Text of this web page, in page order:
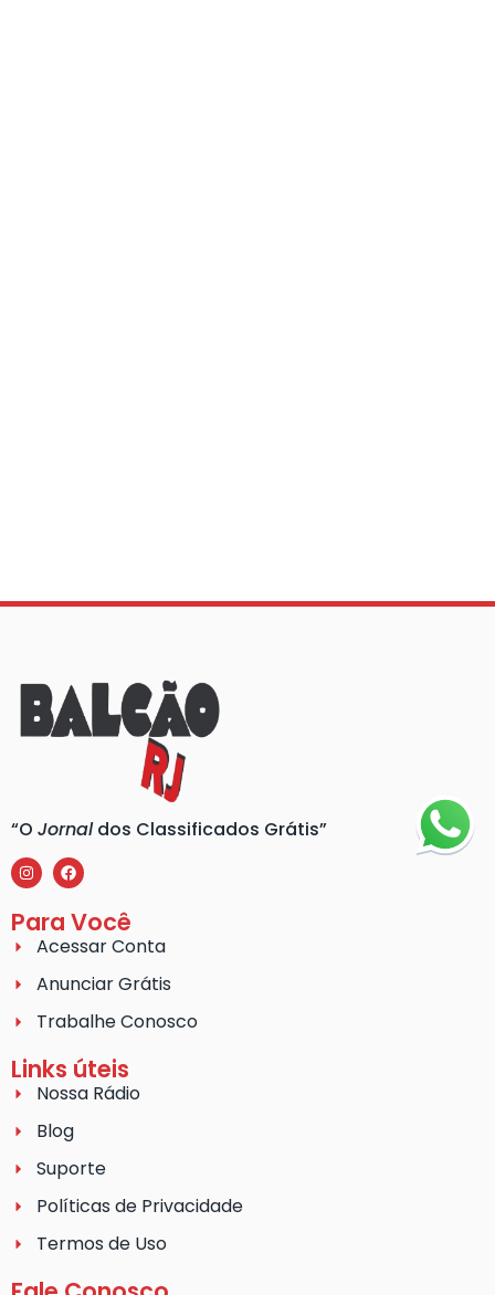
“O Jornaldos Classificados Grátis”
Para Você
Acessar Conta
Anunciar Grátis
Trabalhe Conosco
Links úteis
Nossa Rádio
Blog
Suporte
Políticas de Privacidade
Termos de Uso